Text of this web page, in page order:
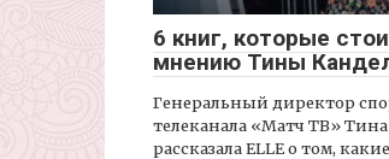
6 книг, которые
мнению Тины
Генеральный директор
телеканала «Матч ТВ»
рассказала ELLE о том,